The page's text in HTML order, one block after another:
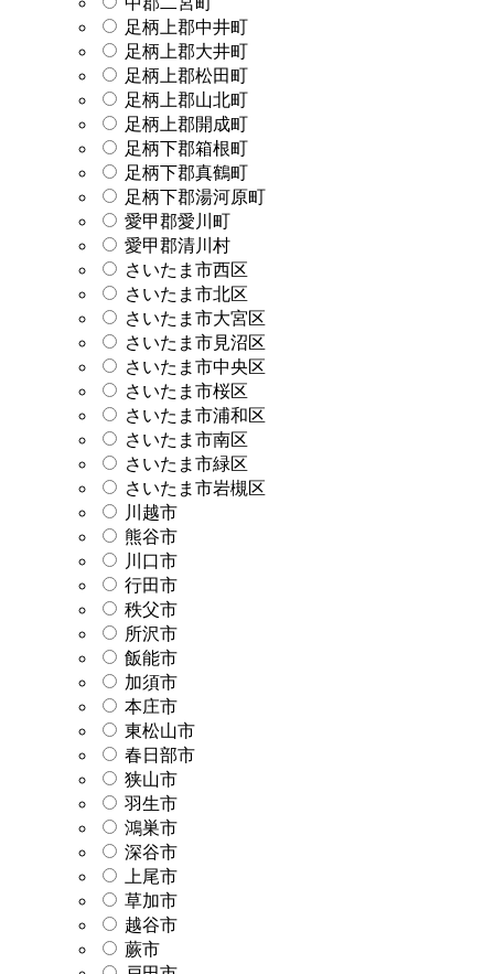
足柄上郡中井町
足柄上郡大井町
足柄上郡松田町
足柄上郡山北町
足柄上郡開成町
足柄下郡箱根町
足柄下郡真鶴町
足柄下郡湯河原町
愛甲郡愛川町
愛甲郡清川村
さいたま市西区
さいたま市北区
さいたま市大宮区
さいたま市見沼区
さいたま市中央区
さいたま市桜区
さいたま市浦和区
さいたま市南区
さいたま市緑区
さいたま市岩槻区
川越市
熊谷市
川口市
行田市
秩父市
所沢市
飯能市
加須市
本庄市
東松山市
春日部市
狭山市
羽生市
鴻巣市
深谷市
上尾市
草加市
越谷市
蕨市